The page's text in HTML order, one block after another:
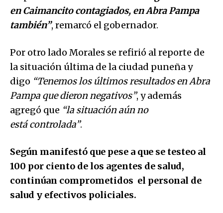
en Caimancito contagiados, en Abra Pampa
también”, remarcó el gobernador.
Por otro lado Morales se refirió al reporte de
la situación última de la ciudad puneña y
digo “Tenemos los últimos resultados en Abra
Pampa que dieron negativos”, y además
agregó que “la situación aún no
está controlada”.
Según manifestó que pese a que se testeo al
100 por ciento de los agentes de salud,
continúan comprometidos el personal de
salud y efectivos policiales.